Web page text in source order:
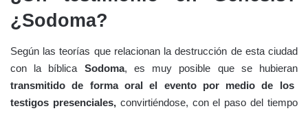
¿Sodoma?
Según las teorías que relacionan la destrucción de esta ciudad
con la bíblica Sodoma, es muy posible que se hubieran
transmitido de forma oral el evento por medio de los
testigos presenciales, convirtiéndose, con el paso del tiempo